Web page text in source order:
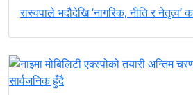
रास्वपाले भदौदेखि ‘नागरिक, नीति र नेतृत्व’